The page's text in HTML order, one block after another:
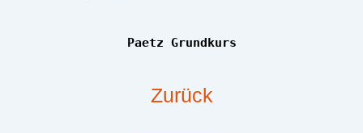
Paetz Grundkurs
Zurück